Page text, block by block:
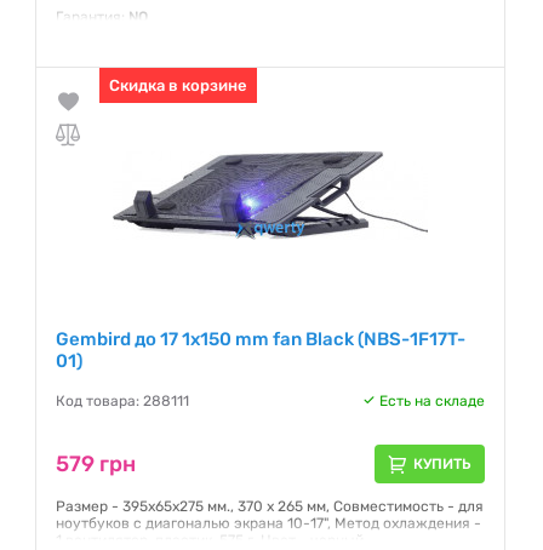
Гарантия: NO
Скидка в корзине
Gembird до 17 1x150 mm fan Black (NBS-1F17T-
01)
Код товара: 288111 Есть на складе
579 грн КУПИТЬ
Размер - 395х65х275 мм., 370 x 265 мм, Совместимость - для
ноутбуков с диагональю экрана 10-17", Метод охлаждения -
1 вентилятор, пластик, 575 г, Цвет - черный